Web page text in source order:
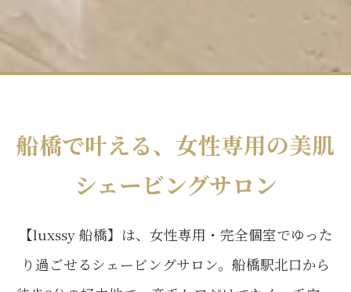
船橋で叶える、女性専用の美肌
シェービングサロン
【luxssy 船橋】は、女性専用・完全個室でゆった
り過ごせるシェービングサロン。船橋駅北口から